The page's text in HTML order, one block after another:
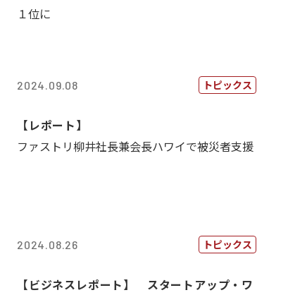
１位に
2024.09.08 トピックス
【レポート】
ファストリ柳井社長兼会長ハワイで被災者支援
2024.08.26 トピックス
【ビジネスレポート】 スタートアップ・ワ